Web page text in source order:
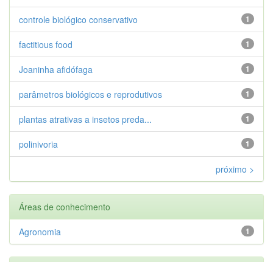
1
controle biológico conservativo
1
factitious food
1
Joaninha afidófaga
1
parâmetros biológicos e reprodutivos
1
plantas atrativas a insetos preda...
1
polinivoria
próximo >
Áreas de conhecimento
1
Agronomia